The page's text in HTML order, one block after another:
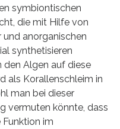
symbiontischen
die mit Hilfe von
und anorganischen
synthetisieren
den Algen auf diese
als Korallenschleim in
man bei dieser
vermuten könnte, dass
im